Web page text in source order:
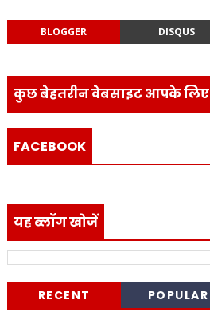
BLOGGER DISQUS
कुछ बेहतरीन वेबसाइट आपके लिए
FACEBOOK
यह ब्लॉग खोजें
RECENT POPULAR